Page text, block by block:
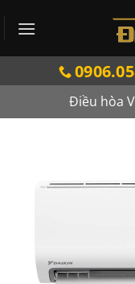
qua
Điều hòa